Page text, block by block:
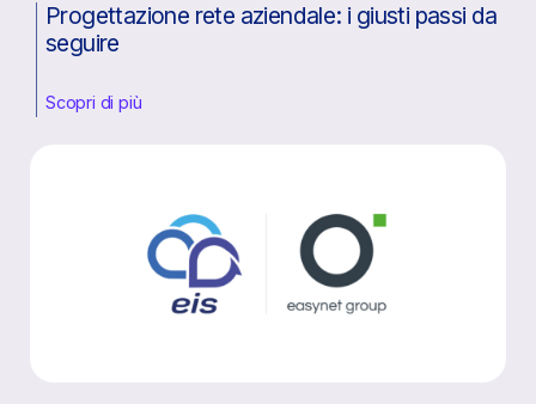
Progettazione rete aziendale: i giusti passi da
seguire
Scopri di più